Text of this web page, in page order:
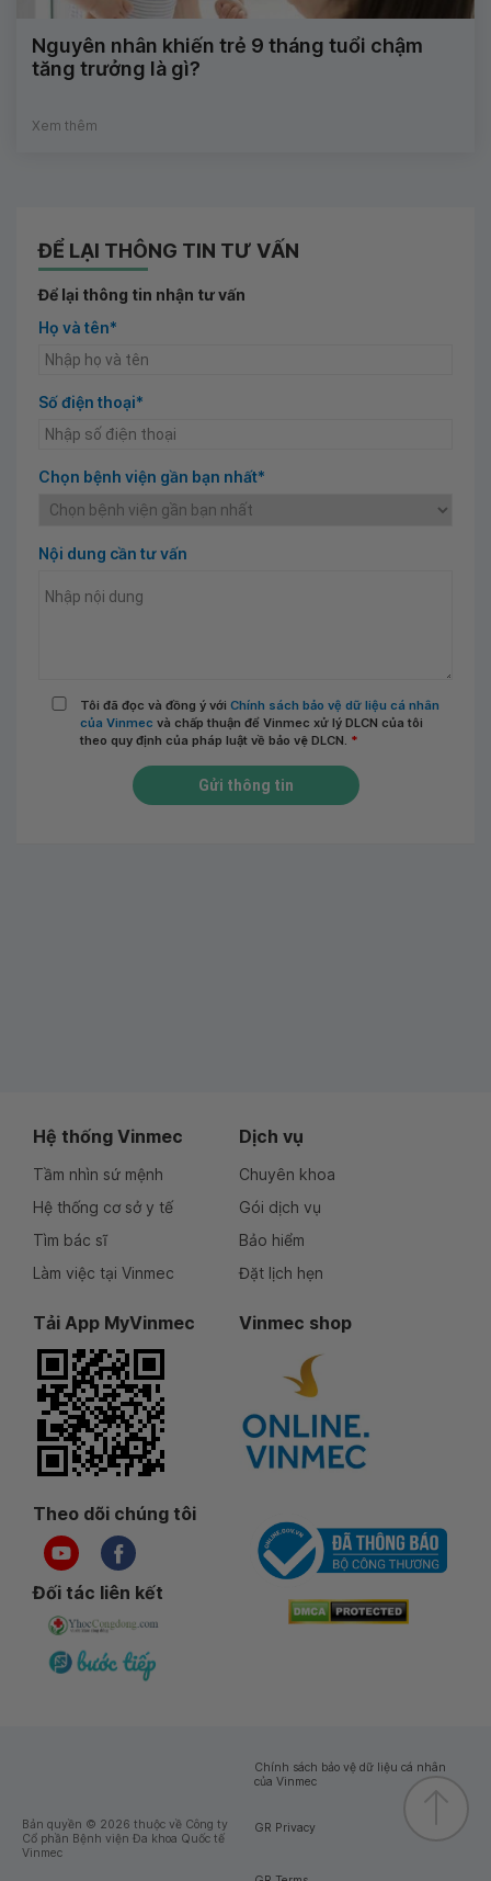
Nguyên nhân khiến trẻ 9 tháng tuổi chậm
tăng trưởng là gì?
Xem thêm
ĐỂ LẠI THÔNG TIN TƯ VẤN
Để lại thông tin nhận tư vấn
Họ và tên*
Số điện thoại*
Chọn bệnh viện gần bạn nhất*
Nội dung cần tư vấn
Tôi đã đọc và đồng ý với Chính sách bảo vệ dữ liệu cá nhân
của Vinmec và chấp thuận để Vinmec xử lý DLCN của tôi
theo quy định của pháp luật về bảo vệ DLCN. *
Gửi thông tin
Hệ thống Vinmec
Tầm nhìn sứ mệnh
Hệ thống cơ sở y tế
Tìm bác sĩ
Làm việc tại Vinmec
Dịch vụ
Chuyên khoa
Gói dịch vụ
Bảo hiểm
Đặt lịch hẹn
Tải App MyVinmec Vinmec shop
Theo dõi chúng tôi
Đối tác liên kết
Bản quyền © 2026 thuộc về Công ty
Cổ phần Bệnh viện Đa khoa Quốc tế
Vinmec
Chính sách bảo vệ dữ liệu cá nhân
của Vinmec
GR Privacy